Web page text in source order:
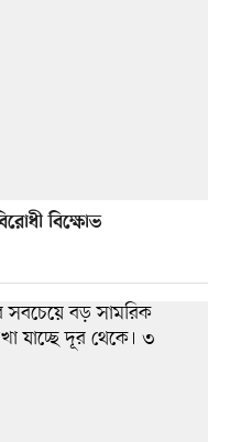
বিক্ষোভ